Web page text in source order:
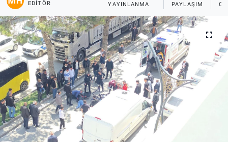
EDITÖR YAYINLANMA PAYLAŞIM
Magazin
Politika
Resmi İlanlar
Sağlık
Siyaset